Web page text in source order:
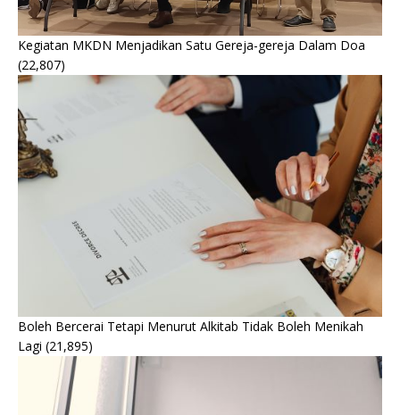
Kegiatan MKDN Menjadikan Satu Gereja-gereja Dalam Doa
(22,807)
Boleh Bercerai Tetapi Menurut Alkitab Tidak Boleh Menikah
Lagi (21,895)